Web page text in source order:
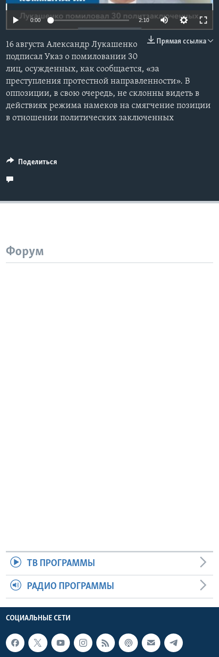
Learning English
СОЦИАЛЬНЫЕ СЕТИ
Языки
0:00 2:10
Прямая ссылка
16 августа Александр Лукашенко
подписал Указ о помиловании 30
лиц, осужденных, как сообщается, «за
преступления протестной направленности». В
оппозиции, в свою очередь, не склонны видеть в
действиях режима намеков на смягчение позиции
в отношении политических заключенных
Поделиться
Форум
ТВ ПРОГРАММЫ
РАДИО ПРОГРАММЫ
СОЦИАЛЬНЫЕ СЕТИ